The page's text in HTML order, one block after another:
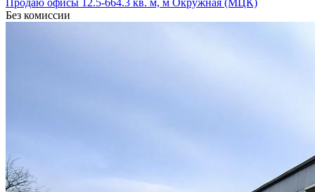
Продаю офисы 12.5-664.3 кв. м, м Окружная (МЦК)
Без комиссии